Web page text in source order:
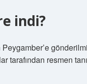
indi?
tarafından resmen